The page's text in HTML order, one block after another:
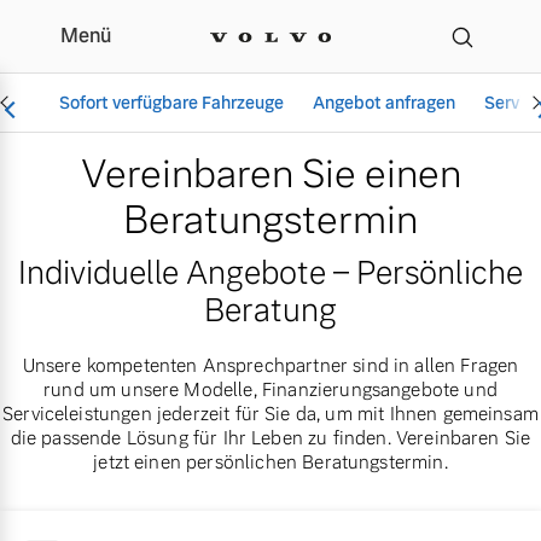
Beratungstermin für
Menü
Sofort verfügbare Fahrzeuge Angebot anfragen
6 Modelle
Plug-in Hybrid
3 Modelle
Aktuelle Angebote
Geschäftskunden
Über uns
Unser Team
Vereinbaren Sie einen
Beratungstermin
Individuelle Angebote – Persönliche
Beratung
Unsere kompetenten Ansprechpartner sind in allen Fragen
rund um unsere Modelle, Finanzierungsangebote und
Serviceleistungen jederzeit für Sie da, um mit Ihnen gemeinsam
die passende Lösung für Ihr Leben zu finden. Vereinbaren Sie
jetzt einen persönlichen Beratungstermin.